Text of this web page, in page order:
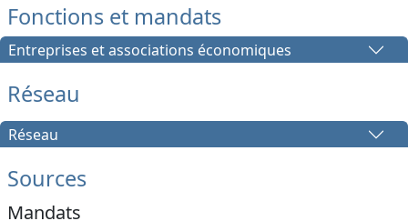
Fonctions et mandats
Entreprises et associations économiques
Réseau
Réseau
Sources
Mandats